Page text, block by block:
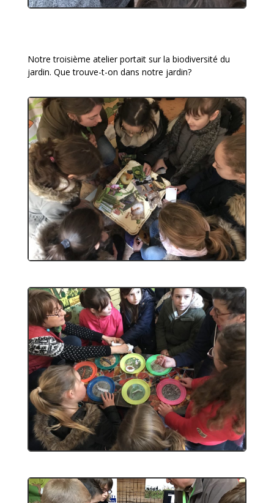
Notre troisième atelier portait sur la biodiversité du
jardin. Que trouve-t-on dans notre jardin?